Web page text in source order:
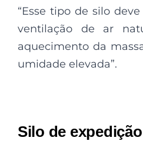
“Esse tipo de silo
ventilação de ar
aquecimento da
umidade elevada”.
Silo de expedição